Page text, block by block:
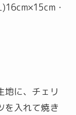
・
地に、チェリ
を入れて焼き